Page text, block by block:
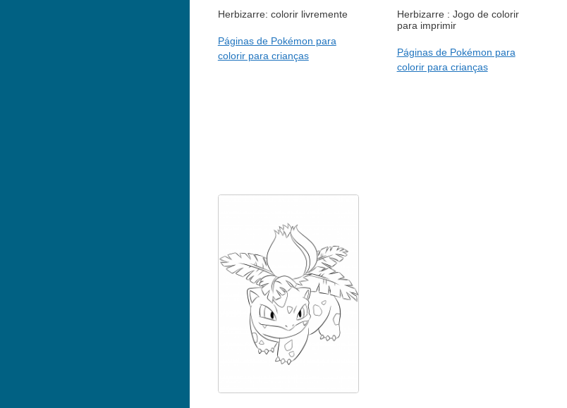
Herbizarre: colorir livremente
Páginas de Pokémon para
colorir para crianças
Herbizarre : Jogo de colorir
para imprimir
Páginas de Pokémon para
colorir para crianças